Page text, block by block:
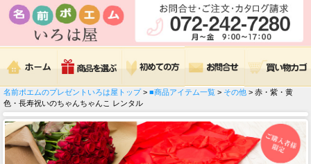
名前ポエムのプレゼントいろは屋トップ> ■商品アイテム一覧 > その他 > 赤・紫・黄
色・長寿祝いのちゃんちゃんこ レンタル